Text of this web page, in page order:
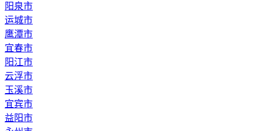
阳泉市
运城市
鹰潭市
宜春市
阳江市
云浮市
玉溪市
宜宾市
益阳市